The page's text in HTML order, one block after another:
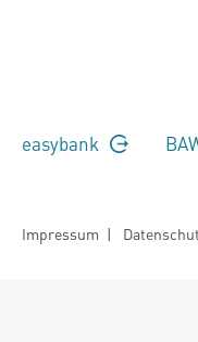
easybank
Impressum |